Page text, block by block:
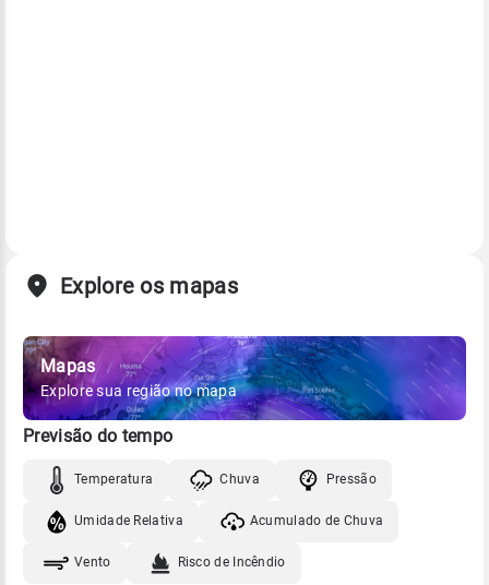
Explore os mapas
Mapas
Explore sua região no mapa
Previsão do tempo
Temperatura Chuva Pressão
Umidade Relativa Acumulado de Chuva
Vento Risco de Incêndio